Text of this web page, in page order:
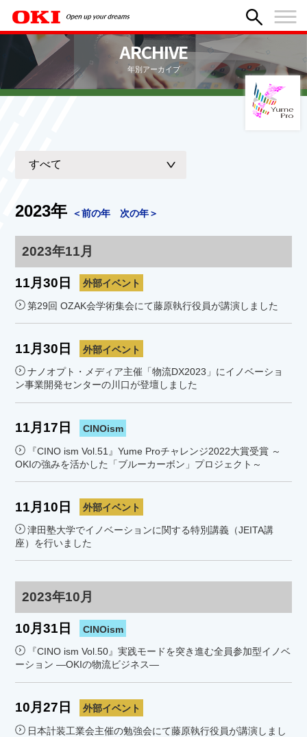
ARCHIVE
年別アーカイブ
2023年 ＜前の年 次の年＞
2023年11月
11月30日 外部イベント
第29回 OZAK会学術集会にて藤原執行役員が講演しました
11月30日 外部イベント
ナノオプト・メディア主催「物流DX2023」にイノベーショ
ン事業開発センターの川口が登壇しました
11月17日 CINOism
『CINO ism Vol.51』Yume Proチャレンジ2022大賞受賞 ～
OKIの強みを活かした「ブルーカーボン」プロジェクト～
11月10日 外部イベント
津田塾大学でイノベーションに関する特別講義（JEITA講
座）を行いました
2023年10月
10月31日 CINOism
『CINO ism Vol.50』実践モードを突き進む全員参加型イノベ
ーション ―OKIの物流ビジネス―
10月27日 外部イベント
日本計装工業会主催の勉強会にて藤原執行役員が講演しまし